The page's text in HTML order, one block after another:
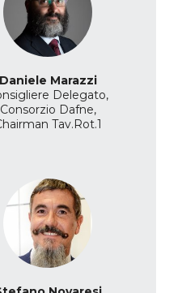
Daniele Marazzi
Delegato,
Consorzio Dafne,
Tav.Rot.1